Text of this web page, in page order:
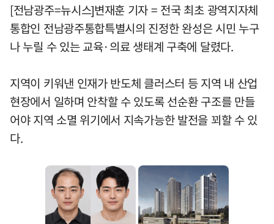
[전남광주=뉴시스]변재훈 기자 = 전국 최초 광역지자체
통합인 전남광주통합특별시의 진정한 완성은 시민 누구
나 누릴 수 있는 교육·의료 생태계 구축에 달렸다.
지역이 키워낸 인재가 반도체 클러스터 등 지역 내 산업
현장에서 일하며 안착할 수 있도록 선순환 구조를 만들
어야 지역 소멸 위기에서 지속가능한 발전을 꾀할 수 있
다.